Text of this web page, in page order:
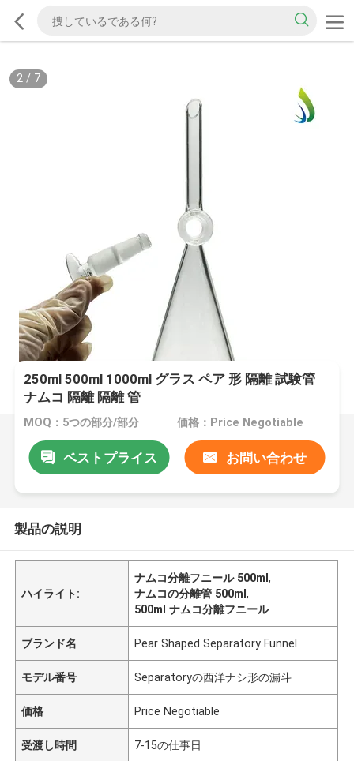
2/ 7
250ml 500ml 1000ml グラス ペア 形 隔離 試験管
ナムコ 隔離 隔離 管
MOQ：5つの部分/部分 価格：Price Negotiable
ベストプライス お問い合わせ
製品の説明
ハイライト:
ナムコ分離フニール 500ml,
ナムコの分離管 500ml,
500ml ナムコ分離フニール
ブランド名 Pear Shaped Separatory Funnel
モデル番号 Separatoryの西洋ナシ形の漏斗
価格 Price Negotiable
受渡し時間 7-15の仕事日